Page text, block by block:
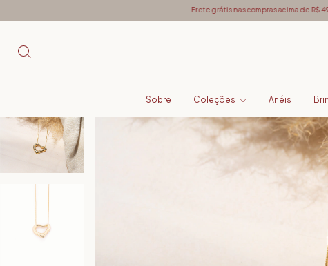
Frete grátis nas compras acima de R$ 499 para todo Brasil.
Sobre Coleções Anéis